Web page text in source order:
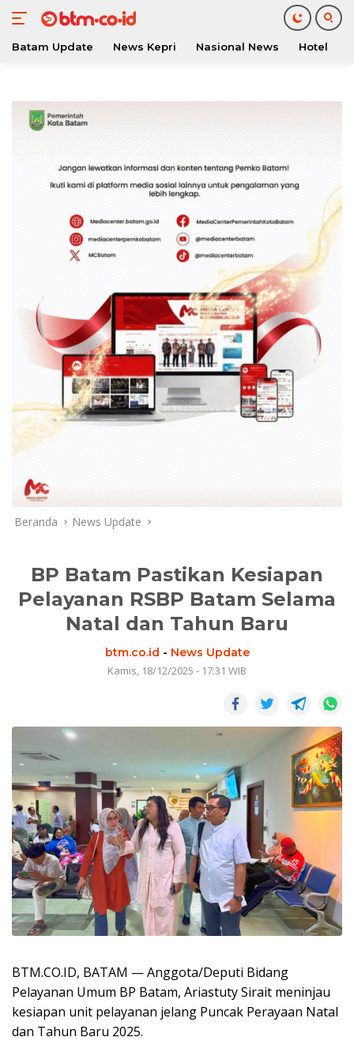
konten
Batam Update News Kepri Nasional News Hotel
Beranda News Update
BP Batam Pastikan Kesiapan
Pelayanan RSBP Batam Selama
Natal dan Tahun Baru
btm.co.id - News Update
Kamis, 18/12/2025 - 17:31 WIB
BTM.CO.ID, BATAM — Anggota/Deputi Bidang
Pelayanan Umum BP Batam, Ariastuty Sirait meninjau
kesiapan unit pelayanan jelang Puncak Perayaan Natal
dan Tahun Baru 2025.